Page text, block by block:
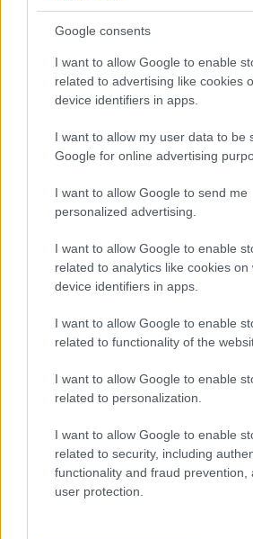
Google consents
I want to allow Google to enable
related to advertising like cookies
device identifiers in apps.
I want to allow my user data to be
Google for online advertising
I want to allow Google to send me
personalized advertising.
I want to allow Google to enable
related to analytics like cookies on
device identifiers in apps.
I want to allow Google to enable
related to functionality of the
I want to allow Google to enable
related to personalization.
I want to allow Google to enable
related to security, including
functionality and fraud prevention,
user protection.
Curso de verano de la
Rioja finaliza con
La Universidad de La Rioja despidió a
Tragedia en Santa
fallece durante un
Un bombero de la Generalitat pierde la